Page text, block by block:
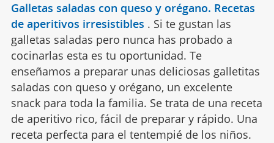
Galletas saladas con queso y orégano. Recetas
de aperitivos irresistibles . Si te gustan las
galletas saladas pero nunca has probado a
cocinarlas esta es tu oportunidad. Te
enseñamos a preparar unas deliciosas galletitas
saladas con queso y orégano, un excelente
snack para toda la familia. Se trata de una receta
de aperitivo rico, fácil de preparar y rápido. Una
receta perfecta para el tentempié de los niños.